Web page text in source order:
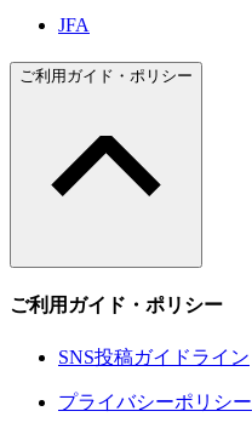
JFA
ご利用ガイド・ポリシー
ご利用ガイド・ポリシー
SNS投稿ガイドライン
プライバシーポリシー